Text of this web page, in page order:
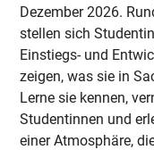
Dezember 2026.
stellen sich
Einstiegs- und
zeigen, was sie in
Lerne sie kennen,
Studentinnen und
einer Atmosphäre,